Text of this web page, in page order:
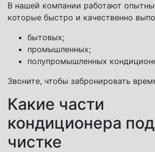
В нашей компании работают
которые быстро и качественно
бытовых;
промышленных;
полупромышленных
Звоните, чтобы забронировать
Какие части
кондиционера
чистке